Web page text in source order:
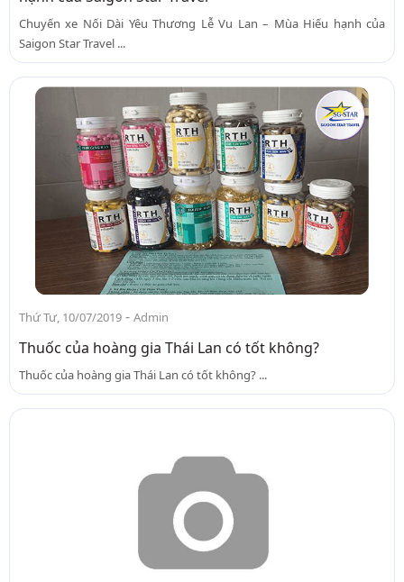
Chuyến xe Nối Dài Yêu Thương Lễ Vu Lan – Mùa Hiếu hạnh của
Saigon Star Travel ...
Thứ Tư, 10/07/2019 - Admin
Thuốc của hoàng gia Thái Lan có tốt không?
Thuốc của hoàng gia Thái Lan có tốt không? ...